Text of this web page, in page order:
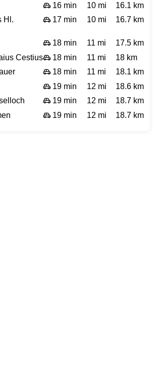
16 min 10 mi
16.1 km
Hl.
17 min 10 mi 16.7 km
18 min 11 mi
17.5 km
Cestius
18 min 11 mi
18 km
18 min 11 mi
18.1 km
19 min 12 mi
18.6 km
19 min 12 mi
18.7 km
19 min 12 mi 18.7 km